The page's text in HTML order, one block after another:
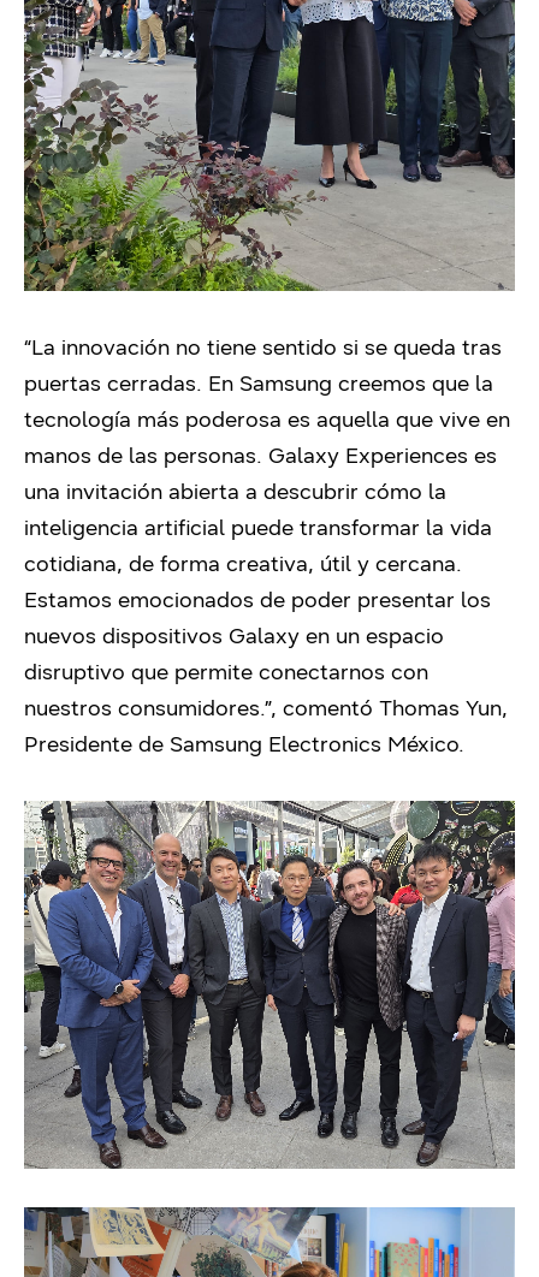
“La innovación no tiene sentido si se queda tras
puertas cerradas. En Samsung creemos que la
tecnología más poderosa es aquella que vive en
manos de las personas. Galaxy Experiences es
una invitación abierta a descubrir cómo la
inteligencia artificial puede transformar la vida
cotidiana, de forma creativa, útil y cercana.
Estamos emocionados de poder presentar los
nuevos dispositivos Galaxy en un espacio
disruptivo que permite conectarnos con
nuestros consumidores.”, comentó Thomas Yun,
Presidente de Samsung Electronics México.